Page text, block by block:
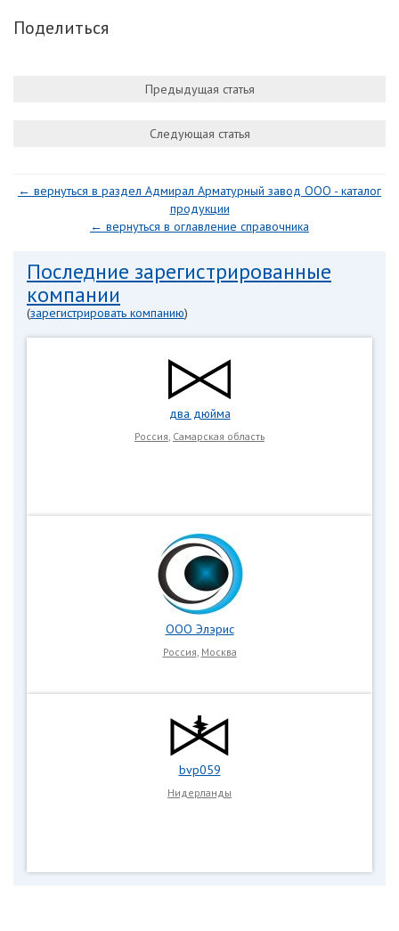
Поделиться
Предыдущая статья
Следующая статья
← вернуться в раздел Адмирал Арматурный завод ООО - каталог
продукции
← вернуться в оглавление справочника
Последние зарегистрированные
компании
(зарегистрировать компанию)
два дюйма
Россия, Самарская область
ООО Элэрис
Россия, Москва
bvp059
Нидерланды